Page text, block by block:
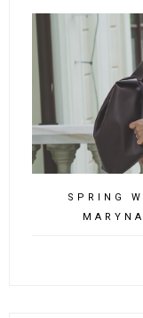
SPRING